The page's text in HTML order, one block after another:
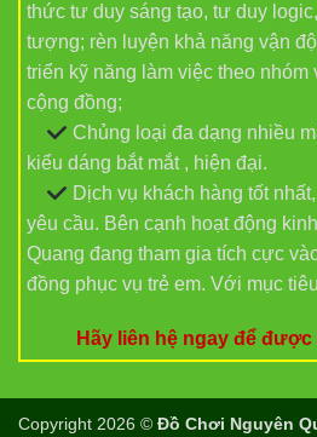
thức tư duy sáng tạo, tư duy
tượng; rèn luyện khả năng vận
triển kỹ năng làm việc theo nhóm
cộng đồng;
Chủng loại đa dạng nhiều
kiểu dáng bắt mắt , hiện đại.
Dịch vụ khách hàng tốt
yêu cầu. Bên cạnh hoạt động
Quang đang tham gia tích cực
đồng phục vụ trẻ em. Với mục
Hãy liên hệ ngay để
Copyright 2026 © Đồ Chơi Nguyên